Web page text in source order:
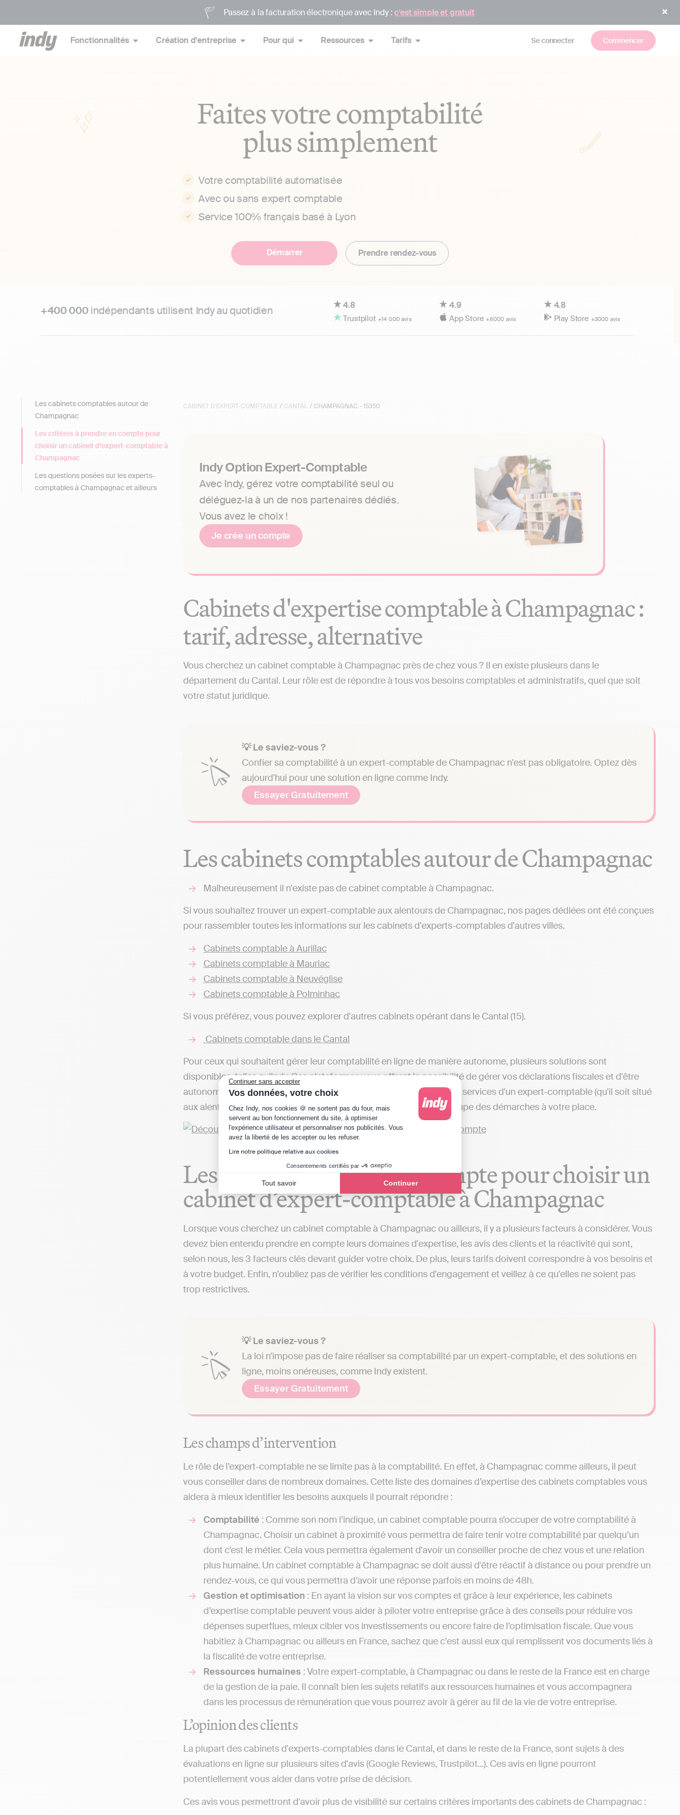
Continuer sans accepter
Vos données, votre choix
Plateforme de Gestion du Consentement : Personnalisez vos Options
Chez Indy, nos cookies 🍪 ne sortent pas du four, mais
servent au bon fonctionnement du site, à optimiser
l'expérience utilisateur et personnaliser nos publicités. Vous
avez la liberté de les accepter ou les refuser.
Lire notre politique relative aux cookies
Consentements certifiés par
Tout savoir Continuer
Axeptio consent
Passez à la facturation électronique avec Indy :c’est simple et gratuit
Fonctionnalités Création d'entreprise Pour qui Ressources Tarifs Se connecter Commencer
Faites votre comptabilité
plus simplement
Votre comptabilité automatisée
Avec ou sans expert comptable
Service 100% français basé à Lyon
Démarrer Prendre rendez-vous
+400 000indépendants utilisent Indy au quotidien 4.8
Trustpilot +14 000 avis
4.9
App Store+6000 avis
4.8
Play Store +3000 avis
CABINET D'EXPERT-COMPTABLE / CANTAL / CHAMPAGNAC - 15350
Indy Option Expert-Comptable
Avec Indy, gérez votre comptabilité seul ou
déléguez-la à un de nos partenaires dédiés.
Vous avez le choix !
Je crée un compte
Cabinets d'expertise comptable à Champagnac :
tarif, adresse, alternative
Vous cherchez un cabinet comptable à Champagnac près de chez vous ? Il en existe plusieurs dans le
département du Cantal. Leur rôle est de répondre à tous vos besoins comptables et administratifs, quel que soit
votre statut juridique.
💡 Le saviez-vous ?
Confier sa comptabilité à un expert-comptable de Champagnac n'est pas obligatoire. Optez dès
aujourd'hui pour une solution en ligne comme Indy.
Essayer Gratuitement
Les cabinets comptables autour de Champagnac
Malheureusement il n'existe pas de cabinet comptable à Champagnac.
Si vous souhaitez trouver un expert-comptable aux alentours de Champagnac, nos pages dédiées ont été conçues
pour rassembler toutes les informations sur les cabinets d'experts-comptables d'autres villes.
Cabinets comptable à Aurillac
Cabinets comptable à Mauriac
Cabinets comptable à Neuvéglise
Cabinets comptable à Polminhac
Si vous préférez, vous pouvez explorer d'autres cabinets opérant dans le Cantal (15).
Cabinets comptable dans le Cantal
Pour ceux qui souhaitent gérer leur comptabilité en ligne de manière autonome, plusieurs solutions sont
disponibles, telles qu'Indy. Ces plateformes vous offrent la possibilité de gérer vos déclarations fiscales et d'être
autonome dans la gestion comptable, une alternative différente des services d'un expert-comptable (qu'il soit situé
aux alentours de Champagnac ou dans d'autres localités), qui s'occupe des démarches à votre place.
Les critères à prendre en compte pour choisir un
cabinet d’expert-comptable à Champagnac
Lorsque vous cherchez un cabinet comptable à Champagnac ou ailleurs, il y a plusieurs facteurs à considérer. Vous
devez bien entendu prendre en compte leurs domaines d'expertise, les avis des clients et la réactivité qui sont,
selon nous, les 3 facteurs clés devant guider votre choix. De plus, leurs tarifs doivent correspondre à vos besoins et
à votre budget. Enfin, n'oubliez pas de vérifier les conditions d'engagement et veillez à ce qu'elles ne soient pas
trop restrictives.
💡 Le saviez-vous ?
La loi n'impose pas de faire réaliser sa comptabilité par un expert-comptable, et des solutions en
ligne, moins onéreuses, comme Indy existent.
Essayer Gratuitement
Les champs d’intervention
Le rôle de l’expert-comptable ne se limite pas à la comptabilité. En effet, à Champagnac comme ailleurs, il peut
vous conseiller dans de nombreux domaines. Cette liste des domaines d’expertise des cabinets comptables vous
aidera à mieux identifier les besoins auxquels il pourrait répondre :
Comptabilité : Comme son nom l’indique, un cabinet comptable pourra s’occuper de votre comptabilité à
Champagnac. Choisir un cabinet à proximité vous permettra de faire tenir votre comptabilité par quelqu’un
dont c’est le métier. Cela vous permettra également d'avoir un conseiller proche de chez vous et une relation
plus humaine. Un cabinet comptable à Champagnac se doit aussi d'être réactif à distance ou pour prendre un
rendez-vous, ce qui vous permettra d’avoir une réponse parfois en moins de 48h.
Gestion et optimisation : En ayant la vision sur vos comptes et grâce à leur expérience, les cabinets
d’expertise comptable peuvent vous aider à piloter votre entreprise grâce à des conseils pour réduire vos
dépenses superflues, mieux cibler vos investissements ou encore faire de l’optimisation fiscale. Que vous
habitiez à Champagnac ou ailleurs en France, sachez que c'est aussi eux qui remplissent vos documents liés à
la fiscalité de votre entreprise.
Ressources humaines : Votre expert-comptable, à Champagnac ou dans le reste de la France est en charge
de la gestion de la paie. Il connaît bien les sujets relatifs aux ressources humaines et vous accompagnera
dans les processus de rémunération que vous pourrez avoir à gérer au fil de la vie de votre entreprise.
L’opinion des clients
La plupart des cabinets d'experts-comptables dans le Cantal, et dans le reste de la France, sont sujets à des
évaluations en ligne sur plusieurs sites d'avis (Google Reviews, Trustpilot...). Ces avis en ligne pourront
potentiellement vous aider dans votre prise de décision.
Ces avis vous permettront d'avoir plus de visibilité sur certains critères importants des cabinets de Champagnac :
Les cabinets comptables autour de
Champagnac
Les critères à prendre en compte pour
choisir un cabinet d’expert-comptable à
Champagnac
Les questions posées sur les experts-
comptables à Champagnac et ailleurs